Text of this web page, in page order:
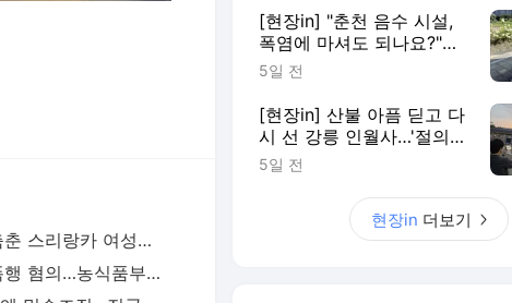
미인대회서 비단뱀과 춤춘 스리랑카 여성…동물학대 벌금형 | 연합뉴스
대리운전 부업하다 성폭행 혐의…농식품부 산하 기관 직원 구속 | 연합뉴스
[현장in] "춘천 음수 시설,
폭염에 마셔도 되나요?"…
안내 없어 시민 혼란
5일 전
[현장in] 산불 아픔 딛고 다
시 선 강릉 인월사…'절의
문턱부터 낮췄다'
5일 전
현장in 더보기